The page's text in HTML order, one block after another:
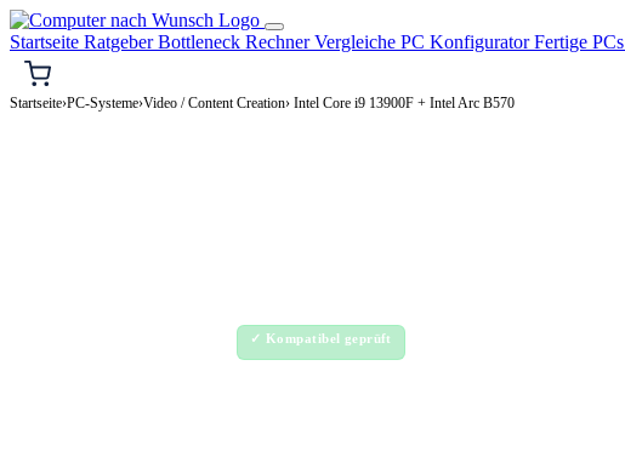
Startseite RatgeberBottleneck RechnerVergleiche PC KonfiguratorFertige PCs
Startseite›PC-Systeme›Video / Content Creation› Intel Core i9 13900F + Intel Arc B570
✓ Kompatibel geprüft